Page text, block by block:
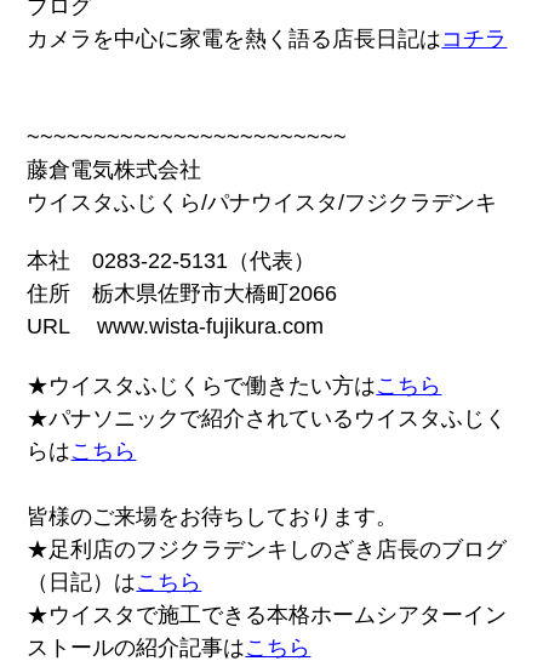
ブログ
カメラを中心に家電を熱く語る店長日記はコチラ
~~~~~~~~~~~~~~~~~~~~~~~~
藤倉電気株式会社
ウイスタふじくら/パナウイスタ/フジクラデンキ
本社 0283-22-5131（代表）
住所 栃木県佐野市大橋町2066
URL www.wista-fujikura.com
★ウイスタふじくらで働きたい方はこちら
★パナソニックで紹介されているウイスタふじく
らはこちら
皆様のご来場をお待ちしております。
★足利店のフジクラデンキしのざき店長のブログ
（日記）はこちら
★ウイスタで施工できる本格ホームシアターイン
ストールの紹介記事はこちら